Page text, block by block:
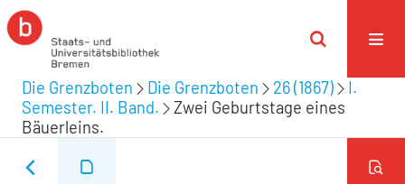
Die Grenzboten Die Grenzboten 26 (1867)
I.
Semester. II. Band.
Zwei Geburtstage eines
Bäuerleins.